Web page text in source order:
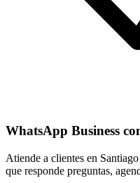
WhatsApp Business
Atiende a clientes en
que responde preguntas,